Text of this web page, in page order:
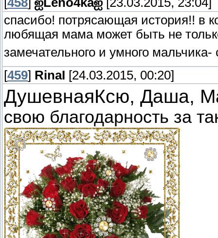
спасибо! потрясающая история!! в
любящая мама может быть не
замечательного и умного
[459] RinaI [24.03.2015, 00:20]
ДушевнаяКсю, Даша,
свою благодарность за